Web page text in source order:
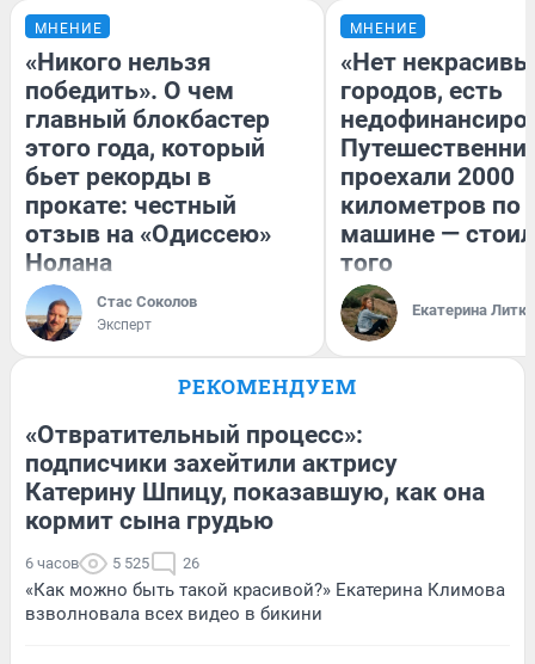
МНЕНИЕ
«Никого нельзя
победить». О чем
главный блокбастер
этого года, который
бьет рекорды в
прокате: честный
отзыв на «Одиссею»
Нолана
Стас Соколов
Эксперт
МНЕНИЕ
«Нет
городов, есть
проехали 2000
километров по
машине —
того
Екатерина
РЕКОМЕНДУЕМ
«Отвратительный процесс»:
подписчики захейтили актрису
Катерину Шпицу, показавшую, как она
кормит сына грудью
6 часов 5 525 26
«Как можно быть такой красивой?» Екатерина Климова
взволновала всех видео в бикини